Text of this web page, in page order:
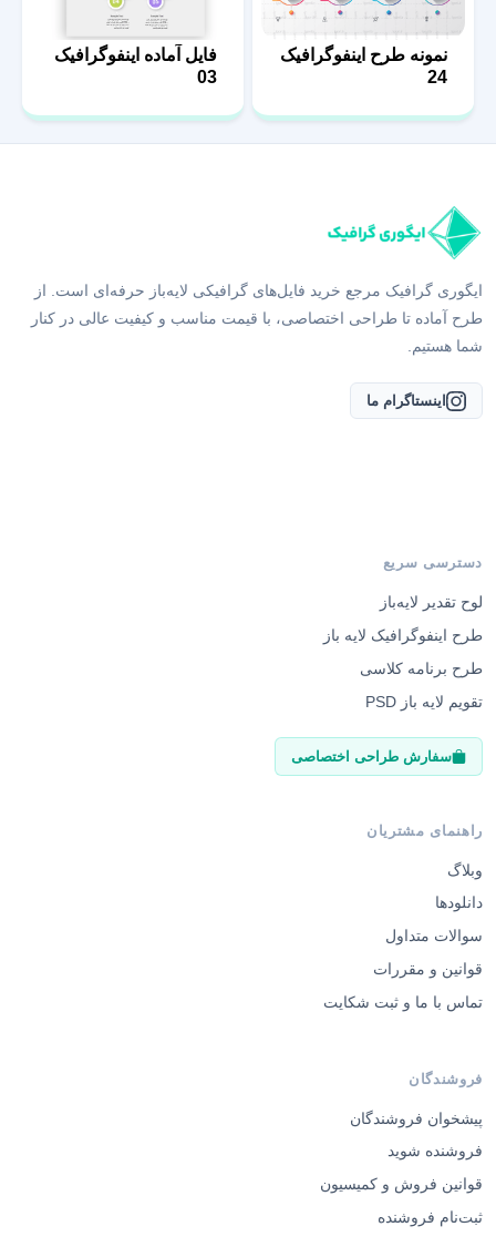
نمونه طرح اینفوگرافیک
24
فایل آماده اینفوگرافیک
03
ایگوری گرافیک مرجع خرید فایل‌های گرافیکی لایه‌باز حرفه‌ای است. از
طرح آماده تا طراحی اختصاصی، با قیمت مناسب و کیفیت عالی در کنار
شما هستیم.
اینستاگرام ما
دسترسی سریع
لوح تقدیر لایه‌باز
طرح اینفوگرافیک لایه باز
طرح برنامه کلاسی
تقویم لایه باز PSD
سفارش طراحی اختصاصی
راهنمای مشتریان
وبلاگ
دانلودها
سوالات متداول
قوانین و مقررات
تماس با ما و ثبت شکایت
فروشندگان
پیشخوان فروشندگان
فروشنده شوید
قوانین فروش و کمیسیون
ثبت‌نام فروشنده